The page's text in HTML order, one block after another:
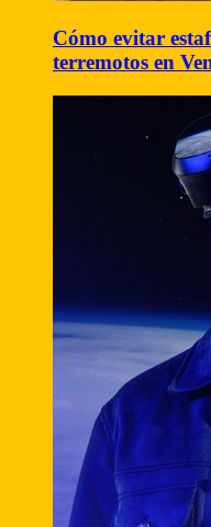
Cómo evitar
terremotos en